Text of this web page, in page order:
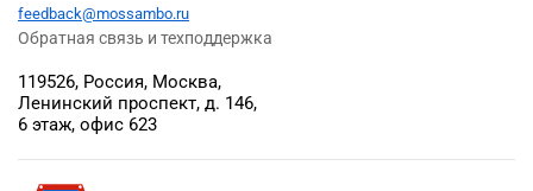
119526, Россия, Москва,
Ленинский проспект, д. 146,
6 этаж, офис 623
feedback@mossambo.ru
Обратная связь и техподдержка